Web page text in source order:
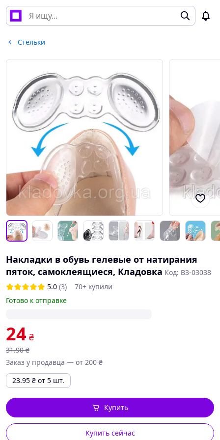
Стельки
Накладки в обувь гелевые от натирания
пяток, самоклеящиеся, Кладовка Код: В3-03038
5.0 (3)
70+ купили
Готово к отправке
24 ₴
31.90 ₴
Заказ у продавца — от 200 ₴
23.95 ₴ от 5 шт.
Купить сейчас
Купить